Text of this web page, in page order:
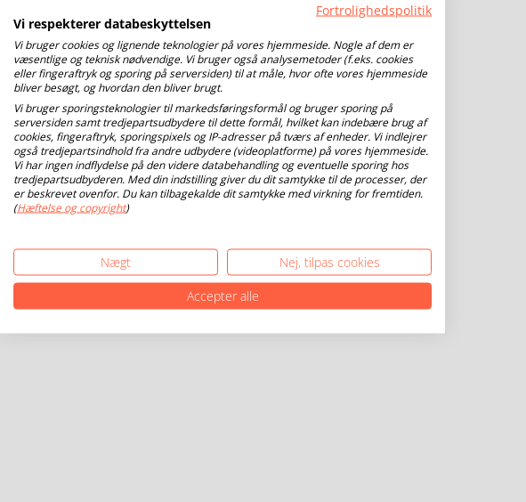
Fortrolighedspolitik
Vi respekterer databeskyttelsen
Vi bruger cookies og lignende teknologier på vores hjemmeside. Nogle af dem er
væsentlige og teknisk nødvendige. Vi bruger også analysemetoder (f.eks. cookies
eller fingeraftryk og sporing på serversiden) til at måle, hvor ofte vores hjemmeside
bliver besøgt, og hvordan den bliver brugt.
Vi bruger sporingsteknologier til markedsføringsformål og bruger sporing på
serversiden samt tredjepartsudbydere til dette formål, hvilket kan indebære brug af
cookies, fingeraftryk, sporingspixels og IP-adresser på tværs af enheder. Vi indlejrer
også tredjepartsindhold fra andre udbydere (videoplatforme) på vores hjemmeside.
Vi har ingen indflydelse på den videre databehandling og eventuelle sporing hos
tredjepartsudbyderen. Med din indstilling giver du dit samtykke til de processer, der
er beskrevet ovenfor. Du kan tilbagekalde dit samtykke med virkning for fremtiden.
(Hæftelse og copyright)
Nægt
Nej, tilpas cookies
Accepter alle